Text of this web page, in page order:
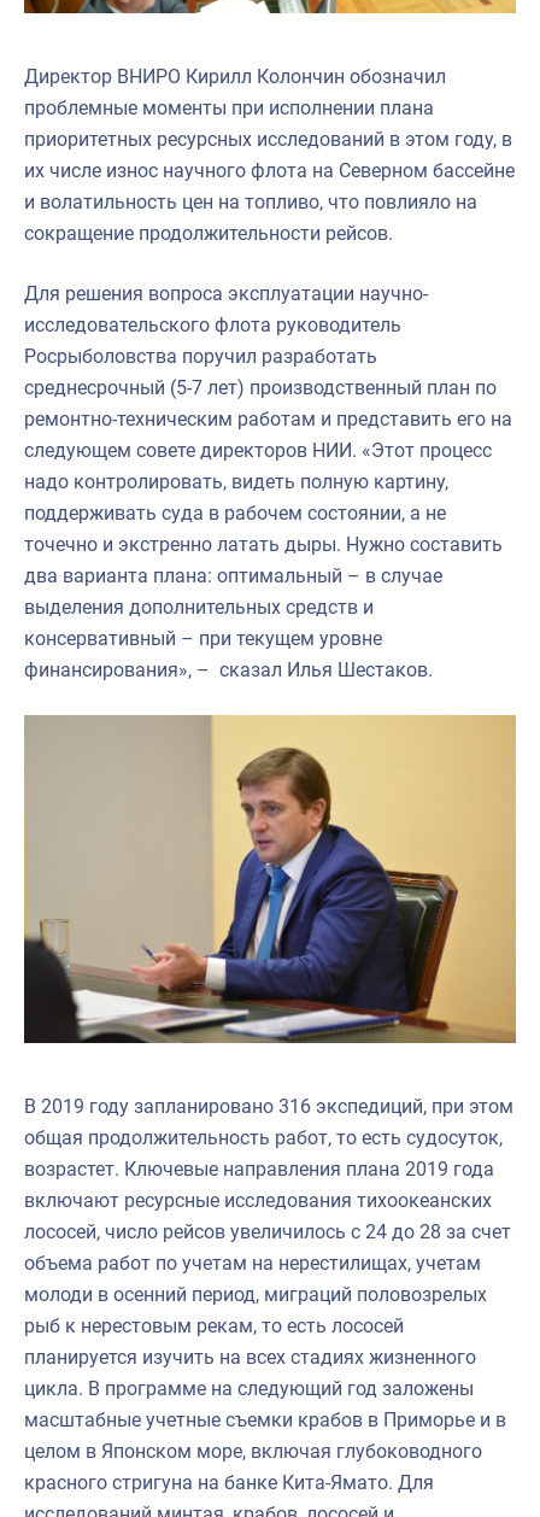
Директор ВНИРО Кирилл Колончин обозначил
проблемные моменты при исполнении плана
приоритетных ресурсных исследований в этом году, в
их числе износ научного флота на Северном бассейне
и волатильность цен на топливо, что повлияло на
сокращение продолжительности рейсов.
Для решения вопроса эксплуатации научно-
исследовательского флота руководитель
Росрыболовства поручил разработать
среднесрочный (5-7 лет) производственный план по
ремонтно-техническим работам и представить его на
следующем совете директоров НИИ. «Этот процесс
надо контролировать, видеть полную картину,
поддерживать суда в рабочем состоянии, а не
точечно и экстренно латать дыры. Нужно составить
два варианта плана: оптимальный – в случае
выделения дополнительных средств и
консервативный – при текущем уровне
финансирования», – сказал Илья Шестаков.
В 2019 году запланировано 316 экспедиций, при этом
общая продолжительность работ, то есть судосуток,
возрастет. Ключевые направления плана 2019 года
включают ресурсные исследования тихоокеанских
лососей, число рейсов увеличилось с 24 до 28 за счет
объема работ по учетам на нерестилищах, учетам
молоди в осенний период, миграций половозрелых
рыб к нерестовым рекам, то есть лососей
планируется изучить на всех стадиях жизненного
цикла. В программе на следующий год заложены
масштабные учетные съемки крабов в Приморье и в
целом в Японском море, включая глубоководного
красного стригуна на банке Кита-Ямато. Для